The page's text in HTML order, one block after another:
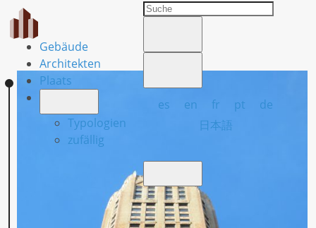
Gebäude
Architekten
Plaats
Typologien
zufällig
es en fr pt
de
日本語